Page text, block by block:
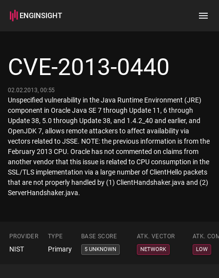
ENGINSIGHT
How it works
CVE-2013-0440
02.02.2013, 00:55
Unspecified vulnerability in the Java Runtime Environment (JRE)
component in Oracle Java SE 7 through Update 11, 6 through
Update 38, 5.0 through Update 38, and 1.4.2_40 and earlier, and
OpenJDK 7, allows remote attackers to affect availability via
vectors related to JSSE. NOTE: the previous information is from the
February 2013 CPU. Oracle has not commented on claims from
another vendor that this issue is related to CPU consumption in the
SSL/TLS implementation via a large number of ClientHello packets
that are not properly handled by (1) ClientHandshaker.java and (2)
ServerHandshaker.java.
PROVIDER TYPE BASE SCORE ATK. VECTOR ATK.
NIST Primary 5 UNKNOWN NETWORK LOW